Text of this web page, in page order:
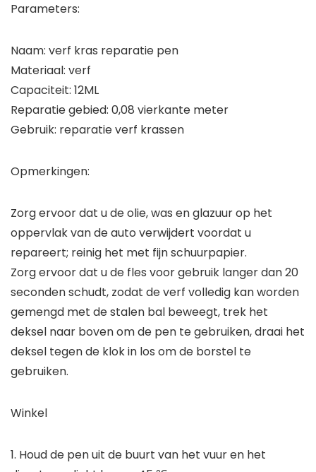
Parameters:
Naam: verf kras reparatie pen
Materiaal: verf
Capaciteit: 12ML
Reparatie gebied: 0,08 vierkante meter
Gebruik: reparatie verf krassen
Opmerkingen:
Zorg ervoor dat u de olie, was en glazuur op het
oppervlak van de auto verwijdert voordat u
repareert; reinig het met fijn schuurpapier.
Zorg ervoor dat u de fles voor gebruik langer dan 20
seconden schudt, zodat de verf volledig kan worden
gemengd met de stalen bal beweegt, trek het
deksel naar boven om de pen te gebruiken, draai het
deksel tegen de klok in los om de borstel te
gebruiken.
Winkel
1. Houd de pen uit de buurt van het vuur en het